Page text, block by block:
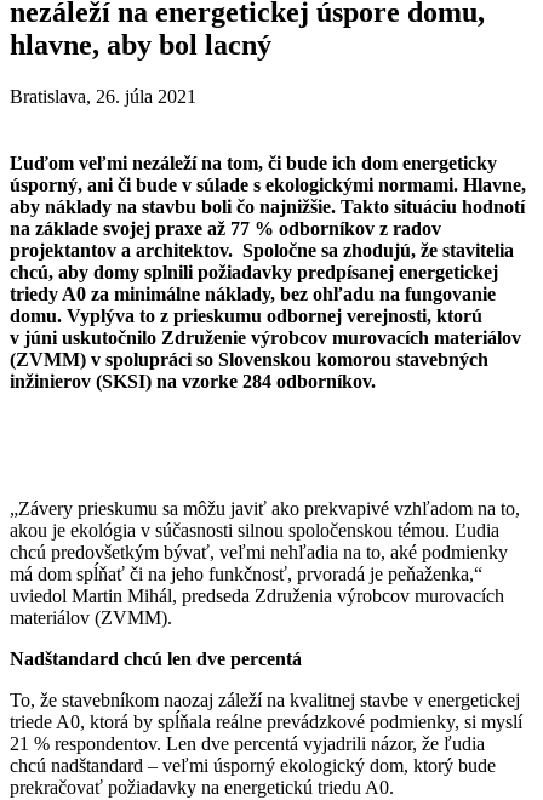
nezáleží na energetickej úspore domu,
hlavne, aby bol lacný
Bratislava, 26. júla 2021
Ľuďom veľmi nezáleží na tom, či bude ich dom energeticky
úsporný, ani či bude v súlade s ekologickými normami. Hlavne,
aby náklady na stavbu boli čo najnižšie. Takto situáciu hodnotí
na základe svojej praxe až 77 % odborníkov z radov
projektantov a architektov. Spoločne sa zhodujú, že stavitelia
chcú, aby domy splnili požiadavky predpísanej energetickej
triedy A0 za minimálne náklady, bez ohľadu na fungovanie
domu. Vyplýva to z prieskumu odbornej verejnosti, ktorú
v júni uskutočnilo Združenie výrobcov murovacích materiálov
(ZVMM) v spolupráci so Slovenskou komorou stavebných
inžinierov (SKSI) na vzorke 284 odborníkov.
„Závery prieskumu sa môžu javiť ako prekvapivé vzhľadom na to,
akou je ekológia v súčasnosti silnou spoločenskou témou. Ľudia
chcú predovšetkým bývať, veľmi nehľadia na to, aké podmienky
má dom spĺňať či na jeho funkčnosť, prvoradá je peňaženka,“
uviedol Martin Mihál, predseda Združenia výrobcov murovacích
materiálov (ZVMM).
Nadštandard chcú len dve percentá
To, že stavebníkom naozaj záleží na kvalitnej stavbe v energetickej
triede A0, ktorá by spĺňala reálne prevádzkové podmienky, si myslí
21 % respondentov. Len dve percentá vyjadrili názor, že ľudia
chcú nadštandard – veľmi úsporný ekologický dom, ktorý bude
prekračovať požiadavky na energetickú triedu A0.